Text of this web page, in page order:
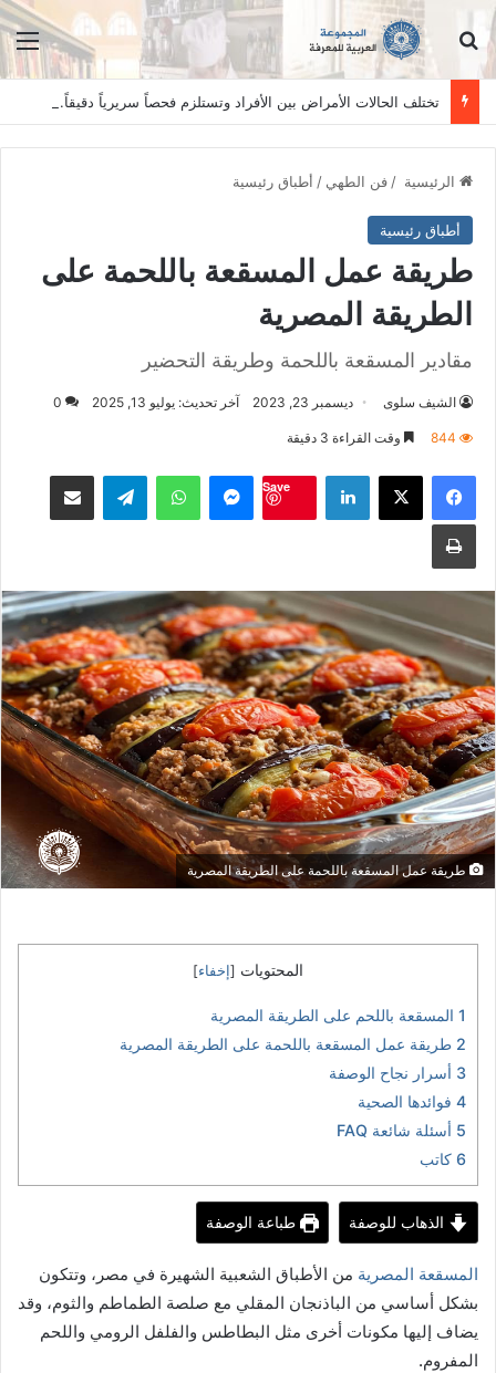
ابحث عن
الرئيسية /فن الطهي / أطباق رئيسية
أطباق رئيسية
طريقة عمل المسقعة باللحمة على
الطريقة المصرية
مقادير المسقعة باللحمة وطريقة التحضير
الشيف سلوى ديسمبر 23, 2023 آخر تحديث: يوليو 13, 2025 0
844 وقت القراءة 3 دقيقة
فيسبوك ‫X لينكدإن
Save
ماسنجر واتساب تيلقرام مشاكة بواسطة البريد
طباعة
طريقة عمل المسقعة باللحمة على الطريقة المصرية
المحتويات [ إخفاء]
1 المسقعة باللحم على الطريقة المصرية
2 طريقة عمل المسقعة باللحمة على الطريقة المصرية
3 أسرار نجاح الوصفة
4 فوائدها الصحية
5 أسئلة شائعة FAQ
6 كاتب
الذهاب للوصفة طباعة الوصفة
المسقعة المصرية من الأطباق الشعبية الشهيرة في مصر، وتتكون
بشكل أساسي من الباذنجان المقلي مع صلصة الطماطم والثوم، وقد
يضاف إليها مكونات أخرى مثل البطاطس والفلفل الرومي واللحم
المفروم.